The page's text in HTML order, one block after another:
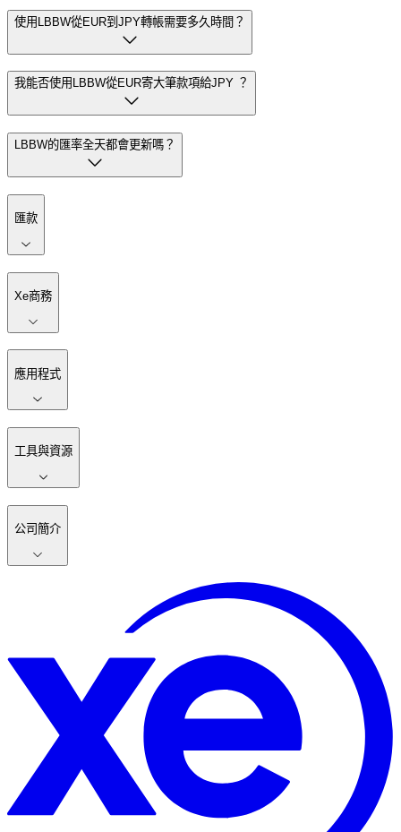
使用LBBW從EUR到JPY轉帳需要多久時間？
我能否使用LBBW從EUR寄大筆款項給JPY ？
LBBW的匯率全天都會更新嗎？
匯款
Xe商務
應用程式
工具與資源
公司簡介